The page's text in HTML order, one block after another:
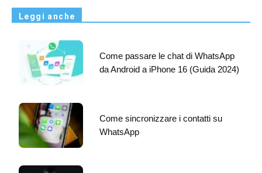
Leggi anche
Come passare le chat di WhatsApp
da Android a iPhone 16 (Guida 2024)
Come sincronizzare i contatti su
WhatsApp